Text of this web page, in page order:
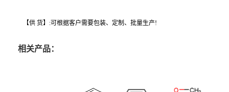
【供 货】:可根据客户需要包装、定制、批量生产!
相关产品：